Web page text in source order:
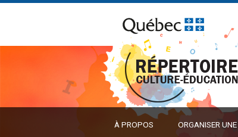
À PROPOS ORGANISER